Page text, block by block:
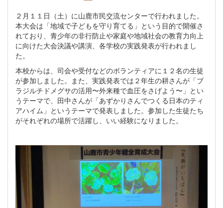
２月１１日（土）に山鹿市民交流センターで行われました。
本大会は「地域で子どもを守り育てる」という目的で開催さ
れており、青少年の非行防止や家庭や地域社会の教育力向上
に向けた大会決議や講演、各学校の実践発表が行われまし
た。
本校からは、司会や受付などのボランティアに１２名の生徒
が参加しました。また、実践発表では２年生の耕さんが「ブ
ラジルチドメグサの活用〜外来種で血圧をさげよう〜」とい
うテーマで、田中さんが「あずかりさんでつくる日本のティ
アハイム」というテーマで発表しました。参加した生徒たち
がそれぞれの場所で活躍し、いい経験になりました。